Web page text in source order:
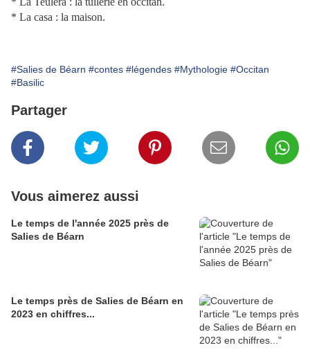
* La casa : la maison.
#Salies de Béarn #contes #légendes #Mythologie #Occitan
#Basilic
Partager
Vous aimerez aussi
Le temps de l'année 2025 près de
Salies de Béarn
Le temps près de Salies de Béarn en
2023 en chiffres...